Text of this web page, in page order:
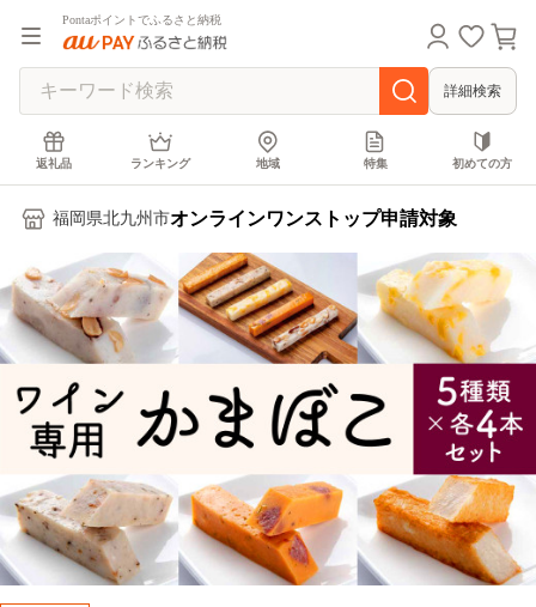
Pontaポイントでふるさと納税
詳細検索
返礼品 ランキング 地域 特集 初めての方
福岡県北九州市オンラインワンストップ申請対象